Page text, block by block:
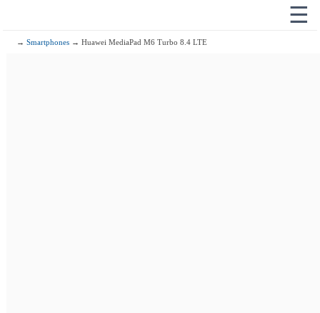
☰
→Smartphones → Huawei MediaPad M6 Turbo 8.4 LTE